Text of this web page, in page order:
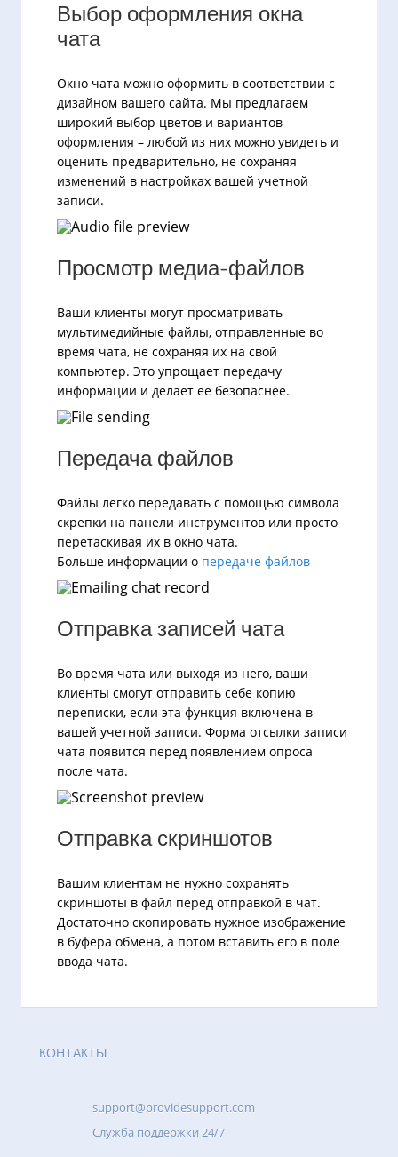
Выбор оформления окна
чата
Окно чата можно оформить в соответствии с
дизайном вашего сайта. Мы предлагаем
широкий выбор цветов и вариантов
оформления – любой из них можно увидеть и
оценить предварительно, не сохраняя
изменений в настройках вашей учетной
записи.
Просмотр медиа-файлов
Ваши клиенты могут просматривать
мультимедийные файлы, отправленные во
время чата, не сохраняя их на свой
компьютер. Это упрощает передачу
информации и делает ее безопаснее.
Передача файлов
Файлы легко передавать с помощью символа
скрепки на панели инструментов или просто
перетаскивая их в окно чата.
Больше информации о передаче файлов
Отправка записей чата
Во время чата или выходя из него, ваши
клиенты смогут отправить себе копию
переписки, если эта функция включена в
вашей учетной записи. Форма отсылки записи
чата появится перед появлением опроса
после чата.
Отправка скриншотов
Вашим клиентам не нужно сохранять
скриншоты в файл перед отправкой в чат.
Достаточно скопировать нужное изображение
в буфера обмена, а потом вставить его в поле
ввода чата.
КОНТАКТЫ
support@providesupport.com
Cлужба поддержки 24/7